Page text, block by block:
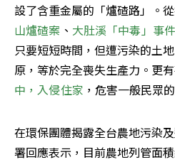
設了含重金屬的「爐碴路」。
山爐碴案 、 大肚溪「中毒」事件
只要短短時間，但遭污染的土
原，等於完全喪失生產力。更有
中，入侵住家 ，危害一般民眾
在環保團體揭露全台農地污染
署回應表示，目前農地列管面